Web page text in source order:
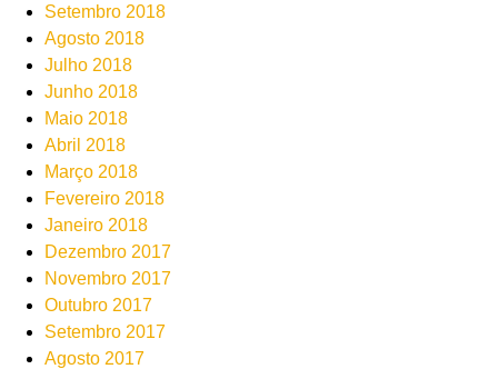
Setembro 2018
Agosto 2018
Julho 2018
Junho 2018
Maio 2018
Abril 2018
Março 2018
Fevereiro 2018
Janeiro 2018
Dezembro 2017
Novembro 2017
Outubro 2017
Setembro 2017
Agosto 2017